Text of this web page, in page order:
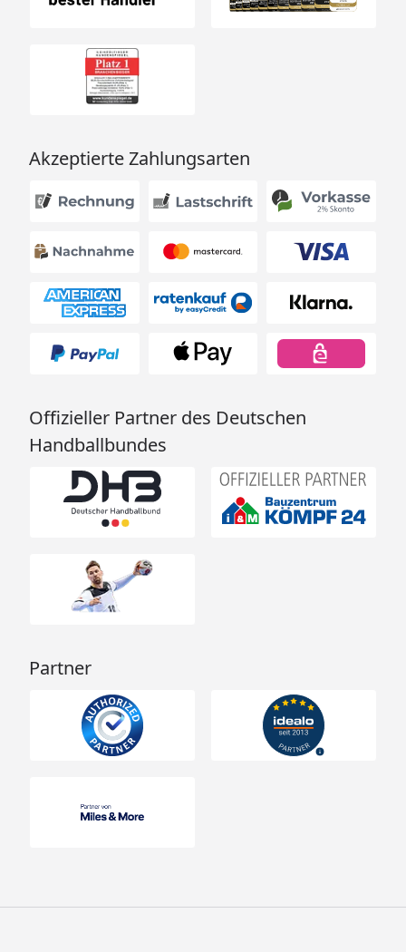
Akzeptierte Zahlungsarten
Offizieller Partner des Deutschen
Handballbundes
Partner